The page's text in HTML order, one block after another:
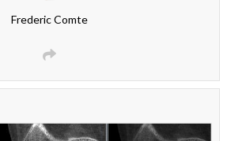
Frederic Comte